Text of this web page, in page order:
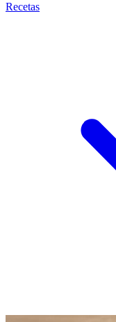
Recetas